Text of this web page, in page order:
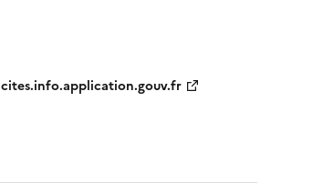
cites.info.application.gouv.fr